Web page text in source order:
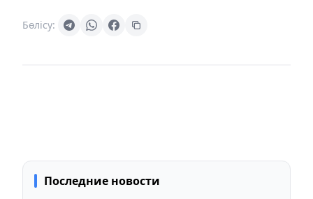
Бөлісу:
Последние новости